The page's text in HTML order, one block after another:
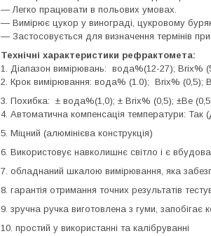
― Легко працювати в польових умовах.
― Вимірює цукор у винограді, цукровому
― Застосовується для визначення термінів
Технічні характеристики рефрактомета:
1. Діапазон вимірювань: вода%(12-27); Brix%
2. Крок вимірювання: вода% (1.0); Brix% (0,5);
3. Похибка: ± вода%(1,0); ± Brix% (0,5); ±Be
4. Автоматична компенсація температури:
5. Міцний (алюмінієва конструкція)
6. Використовує навколишнє світло і є
7. обладнаний шкалою вимірювання, яка
8. гарантія отримання точних результатів
9. зручна ручка виготовлена з гуми, запобігає
10. простий у використанні та калібруванні